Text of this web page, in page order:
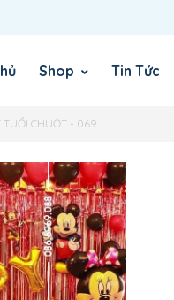
Shop Tin Tức
TUỔI CHUỘT - 069